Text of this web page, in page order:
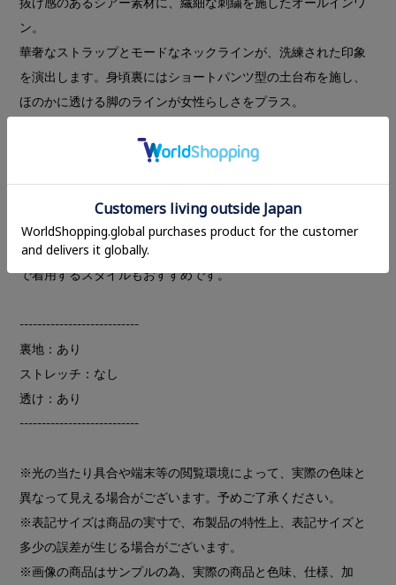
ン。
華奢なストラップとモードなネックラインが、洗練された印象
を演出します。身頃裏にはショートパンツ型の土台布を施し、
ほのかに透ける脚のラインが女性らしさをプラス。
奢に見せてくれるシルエットに仕上げました。パンツ部分には
軽やかな抜け感とフェミニンなムードを併せ持つ、存在感のあ
る一着です。
同素材のEMBROIDERY LACE BOX SHIRTS
で着用するスタイルもおすすめです。
---------------------------
裏地：あり
ストレッチ：なし
透け：あり
---------------------------
※光の当たり具合や端末等の閲覧環境によって、実際の色味と
異なって見える場合がございます。予めご了承ください。
※表記サイズは商品の実寸で、布製品の特性上、表記サイズと
多少の誤差が生じる場合がございます。
※画像の商品はサンプルの為、実際の商品と色味、仕様、加